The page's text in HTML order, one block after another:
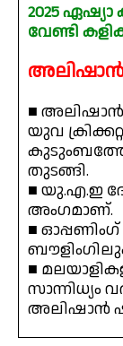
2025 ഏഷ്യാ
വേണ്ടി
■
യുവ
തുടങ്ങി.
■ യു.എ.ഇ
അംഗമാണ്.
■
■
സാന്നിധ്യം
അലിഷാൻ